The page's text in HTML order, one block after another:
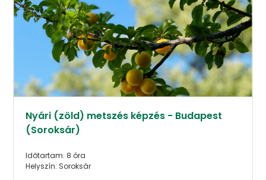
Nyári (zöld) metszés képzés - Budapest
(Soroksár)
Időtartam: 8 óra
Helyszín: Soroksár